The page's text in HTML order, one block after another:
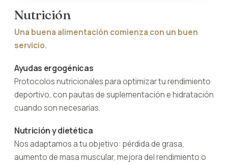
Nutrición
Una buena alimentación comienza con un buen
servicio.
Ayudas ergogénicas
Protocolos nutricionales para optimizar tu rendimiento
deportivo, con pautas de suplementación e hidratación
cuando son necesarias.
Nutrición y dietética
Nos adaptamos a tu objetivo: pérdida de grasa,
aumento de masa muscular, mejora del rendimiento o